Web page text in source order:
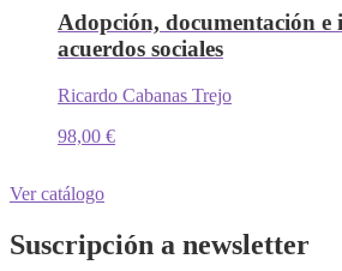
Adopción, documentación e
acuerdos sociales
Ricardo Cabanas Trejo
98,00 €
Ver catálogo
Suscripción a newsletter